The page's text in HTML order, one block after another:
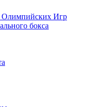
Олимпийских Игр
бокса